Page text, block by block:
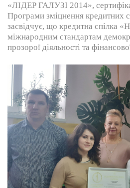
«ЛІДЕР ГАЛУЗІ 2014»,
Програми зміцнення кредитних
засвідчує, що кредитна спілка
міжнародним стандартам
прозорої діяльності та